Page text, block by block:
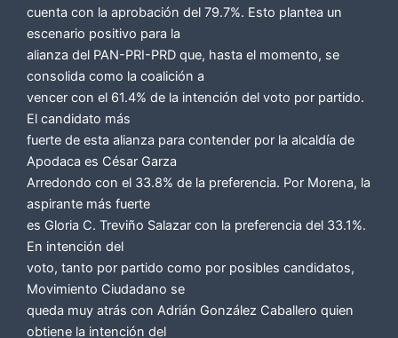
cuenta con la aprobación del 79.7%. Esto plantea un
escenario positivo para la
alianza del PAN-PRI-PRD que, hasta el momento, se
consolida como la coalición a
vencer con el 61.4% de la intención del voto por partido.
El candidato más
fuerte de esta alianza para contender por la alcaldía de
Apodaca es César Garza
Arredondo con el 33.8% de la preferencia. Por Morena, la
aspirante más fuerte
es Gloria C. Treviño Salazar con la preferencia del 33.1%.
En intención del
voto, tanto por partido como por posibles candidatos,
Movimiento Ciudadano se
queda muy atrás con Adrián González Caballero quien
obtiene la intención del